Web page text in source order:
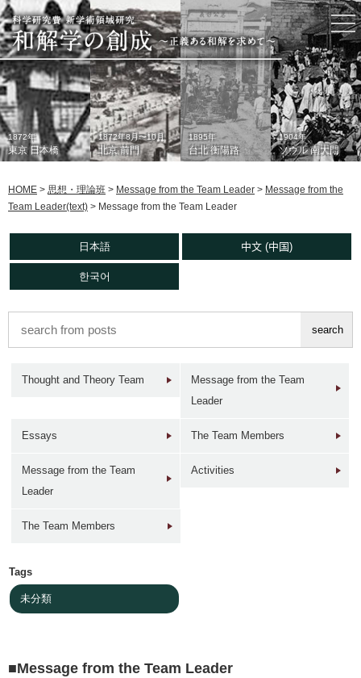
1872年
東京 日本橋
東京 日本橋
東京 日本橋
1872年8月〜10月
北京 前門
北京 前門
北京 前門
1895年
台北 衡陽路
台北 衡陽路
台北 衡陽路
1904年
ソウル 南大門
ソウル 南大門
ソウル 南大門
HOME > 思想・理論班 > Message from the Team Leader > Message from the
Team Leader(text) > Message from the Team Leader
日本語 中文 (中国)
한국어
Thought and Theory Team
Message from the Team
Leader
Essays The Team Members
Message from the Team
Leader
Activities
The Team Members
Tags
未分類
Message from the Team Leader